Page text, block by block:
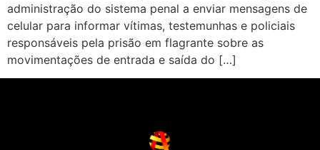
administração do sistema penal a enviar mensagens de
celular para informar vítimas, testemunhas e policiais
responsáveis pela prisão em flagrante sobre as
movimentações de entrada e saída do […]